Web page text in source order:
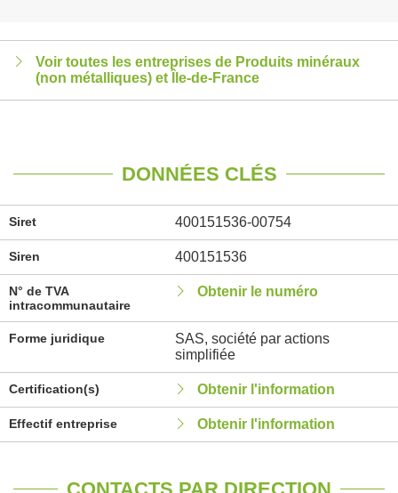
Voir toutes les entreprises de Produits minéraux
(non métalliques) et Île-de-France
DONNÉES CLÉS
Siret 400151536-00754
Siren 400151536
N° de TVA
intracommunautaire
Obtenir le numéro
Forme juridique
SAS, société par actions
simplifiée
Certification(s) Obtenir l'information
Effectif entreprise Obtenir l'information